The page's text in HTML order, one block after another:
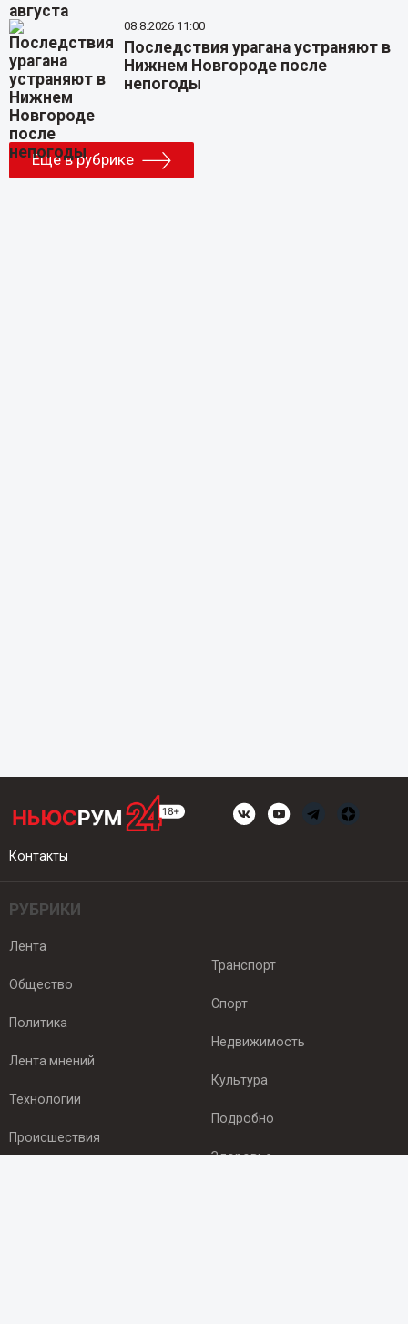
08.8.2026 11:00
Последствия урагана устраняют в
Нижнем Новгороде после
непогоды
Еще в рубрике
Контакты
РУБРИКИ
Лента
Общество
Политика
Лента мнений
Технологии
Происшествия
Транспорт
Спорт
Недвижимость
Культура
Подробно
Здоровье